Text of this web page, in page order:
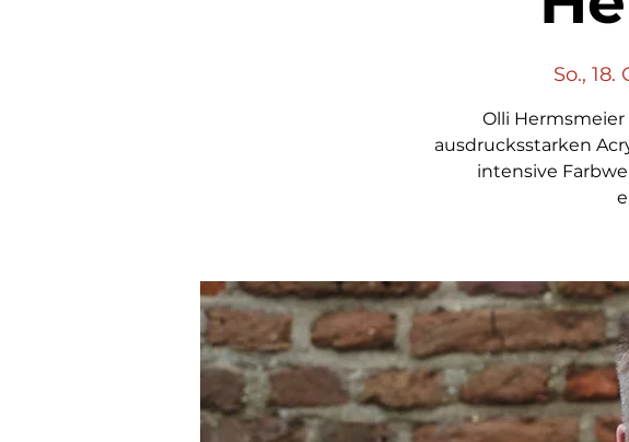
So., 18.
Olli
ausdrucksstarken
intensive